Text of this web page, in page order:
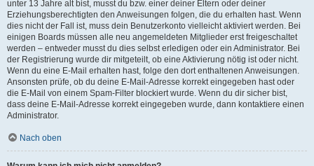
unter 13 Jahre alt bist, musst du bzw. einer deiner Eltern oder deiner
Erziehungsberechtigten den Anweisungen folgen, die du erhalten hast. Wenn
dies nicht der Fall ist, muss dein Benutzerkonto vielleicht aktiviert werden. Bei
einigen Boards müssen alle neu angemeldeten Mitglieder erst freigeschaltet
werden – entweder musst du dies selbst erledigen oder ein Administrator. Bei
der Registrierung wurde dir mitgeteilt, ob eine Aktivierung nötig ist oder nicht.
Wenn du eine E-Mail erhalten hast, folge den dort enthaltenen Anweisungen.
Ansonsten prüfe, ob du deine E-Mail-Adresse korrekt eingegeben hast oder
die E-Mail von einem Spam-Filter blockiert wurde. Wenn du dir sicher bist,
dass deine E-Mail-Adresse korrekt eingegeben wurde, dann kontaktiere einen
Administrator.
Nach oben